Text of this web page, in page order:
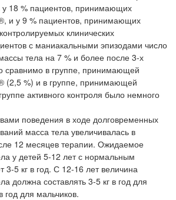
18 % пациентов, принимающих
и у 9 % пациентов, принимающих
клинических
с маниакальными эпизодами число
тела на 7 % и более после 3-х
сравнимо в группе, принимающей
(2,5 %) и в группе, принимающей
активного контроля было немного
поведения в ходе долговременных
масса тела увеличивалась в
12 месяцев терапии. Ожидаемое
у детей 5-12 лет с нормальным
3-5 кг в год. С 12-16 лет величина
должна составлять 3-5 кг в год для
год для мальчиков.